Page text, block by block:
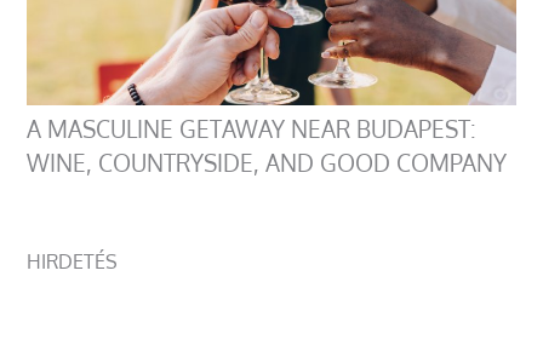
A MASCULINE GETAWAY NEAR BUDAPEST:
WINE, COUNTRYSIDE, AND GOOD COMPANY
HIRDETÉS